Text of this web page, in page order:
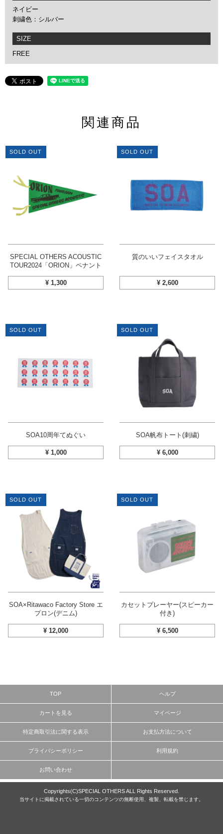
ネイビー
刺繍色：シルバー
SIZE
FREE
関連商品
SOLD OUT
SPECIAL OTHERS ACOUSTIC
TOUR2024「ORION」ペナント
¥ 1,300
SOLD OUT
質のいいフェイスタオル
¥ 2,600
SOLD OUT
SOA10周年てぬぐい
¥ 1,000
SOLD OUT
SOA帆布トート(刺繍)
¥ 6,000
SOLD OUT
SOA×Ritawaco Factory Store エ
プロン(デニム)
¥ 12,000
SOLD OUT
カセットプレーヤー(スピーカー
付き)
¥ 6,500
TOP ヘルプ
カートを見る マイページ
特定商取引法に関する表示 お支払方法について
プライバシーポリシー 利用規約
お問い合わせ
Copyrights(C)SPECIAL OTHERS ALL Rights Reserved.
当サイトに掲載されている一切のコンテンツの無断使用、複製、転載を禁じます。